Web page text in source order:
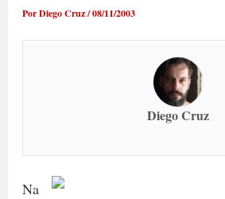
PorDiego Cruz/08/11/2003
Diego Cruz
Na